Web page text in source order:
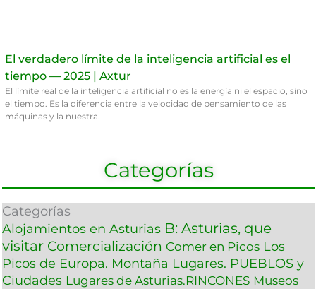
El verdadero límite de la inteligencia artificial es el
tiempo — 2025 | Axtur
El límite real de la inteligencia artificial no es la energía ni el espacio, sino
el tiempo. Es la diferencia entre la velocidad de pensamiento de las
máquinas y la nuestra.
Categorías
Categorías
Alojamientos en Asturias B: Asturias, que
visitar Comercialización Comer en Picos Los
Picos de Europa. Montaña Lugares. PUEBLOS y
Ciudades Lugares de Asturias.RINCONES Museos